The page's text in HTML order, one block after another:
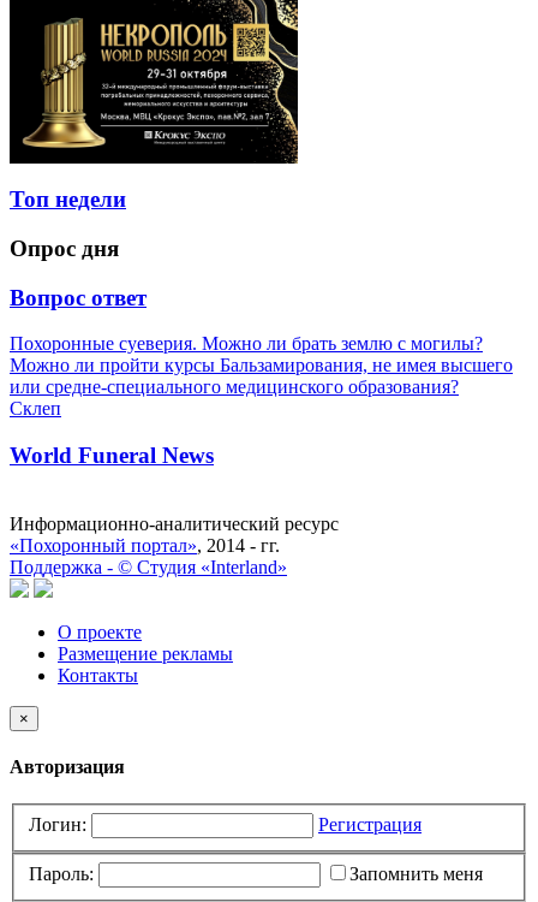
Топ недели
Опрос дня
Вопрос ответ
Похоронные суеверия. Можно ли брать землю с могилы?
Можно ли пройти курсы Бальзамирования, не имея высшего
или средне-специального медицинского образования?
Склеп
World Funeral News
Информационно-аналитический ресурс
«Похоронный портал», 2014 - гг.
Поддержка - © Cтудия «Interland»
О проекте
Размещение рекламы
Контакты
×
Авторизация
Логин: Регистрация
Пароль: Запомнить меня